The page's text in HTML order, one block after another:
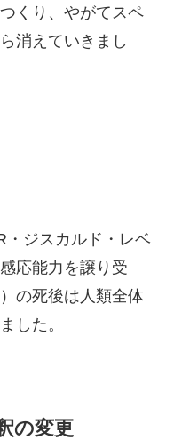
くり、やがてスペ
消えていきまし
・ジスカルド・レベ
応能力を譲り受
の死後は人類全体
した。
の変更